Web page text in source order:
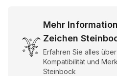
Mehr
Zeichen
Erfahren Sie alles
Kompatibilität und
Steinbock